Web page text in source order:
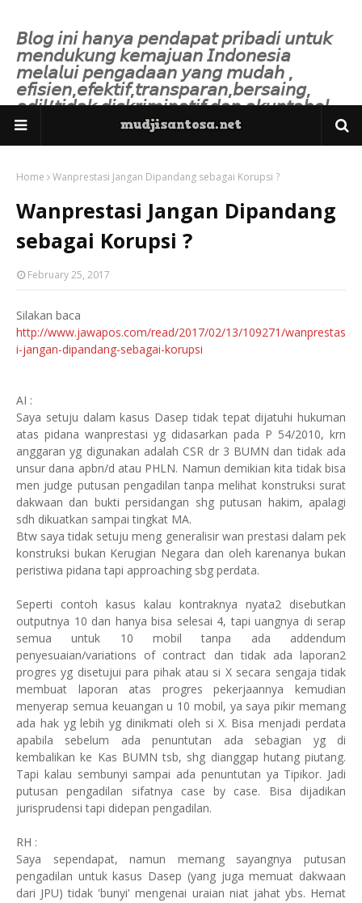
𝘉𝘭𝘰𝘨 𝘪𝘯𝘪 𝘩𝘢𝘯𝘺𝘢 𝘱𝘦𝘯𝘥𝘢𝘱𝘢𝘵 𝘱𝘳𝘪𝘣𝘢𝘥𝘪 𝘶𝘯𝘵𝘶𝘬
𝘮𝘦𝘯𝘥𝘶𝘬𝘶𝘯𝘨 𝘬𝘦𝘮𝘢𝘫𝘶𝘢𝘯 𝘐𝘯𝘥𝘰𝘯𝘦𝘴𝘪𝘢
𝘮𝘦𝘭𝘢𝘭𝘶𝘪 𝘱𝘦𝘯𝘨𝘢𝘥𝘢𝘢𝘯 𝘺𝘢𝘯𝘨 𝘮𝘶𝘥𝘢𝘩 ,
𝘦𝘧𝘪𝘴𝘪𝘦𝘯,𝘦𝘧𝘦𝘬𝘵𝘪𝘧,𝘵𝘳𝘢𝘯𝘴𝘱𝘢𝘳𝘢𝘯,𝘣𝘦𝘳𝘴𝘢𝘪𝘯𝘨,
𝘢𝘥𝘪𝘭/𝘵𝘪𝘥𝘢𝘬 𝘥𝘪𝘴𝘬𝘳𝘪𝘮𝘪𝘯𝘢𝘵𝘪𝘧 𝘥𝘢𝘯 𝘢𝘬𝘶𝘯𝘵𝘢𝘣𝘦𝘭.
Home Wanprestasi Jangan Dipandang sebagai Korupsi ?
Wanprestasi Jangan Dipandang
sebagai Korupsi ?
February 25, 2017
Silakan baca
http://www.jawapos.com/read/2017/02/13/109271/wanprestas
i-jangan-dipandang-sebagai-korupsi
AI :
Saya setuju dalam kasus Dasep tidak tepat dijatuhi hukuman
atas pidana wanprestasi yg didasarkan pada P 54/2010, krn
anggaran yg digunakan adalah CSR dr 3 BUMN dan tidak ada
unsur dana apbn/d atau PHLN. Namun demikian kita tidak bisa
men judge putusan pengadilan tanpa melihat konstruksi surat
dakwaan dan bukti persidangan shg putusan hakim, apalagi
sdh dikuatkan sampai tingkat MA.
Btw saya tidak setuju meng generalisir wan prestasi dalam pek
konstruksi bukan Kerugian Negara dan oleh karenanya bukan
peristiwa pidana tapi approaching sbg perdata.
Seperti contoh kasus kalau kontraknya nyata2 disebutkan
outputnya 10 dan hanya bisa selesai 4, tapi uangnya di serap
semua untuk 10 mobil tanpa ada addendum
penyesuaian/variations of contract dan tidak ada laporan2
progres yg disetujui para pihak atau si X secara sengaja tidak
membuat laporan atas progres pekerjaannya kemudian
menyerap semua keuangan u 10 mobil, ya saya pikir memang
ada hak yg lebih yg dinikmati oleh si X. Bisa menjadi perdata
apabila sebelum ada penuntutan ada sebagian yg di
kembalikan ke Kas BUMN tsb, shg dianggap hutang piutang.
Tapi kalau sembunyi sampai ada penuntutan ya Tipikor. Jadi
putusan pengadilan sifatnya case by case. Bisa dijadikan
jurisprudensi tapi didepan pengadilan.
RH :
Saya sependapat, namun memang sayangnya putusan
pengadilan untuk kasus Dasep (yang juga memuat dakwaan
dari JPU) tidak 'bunyi' mengenai uraian niat jahat ybs. Hemat